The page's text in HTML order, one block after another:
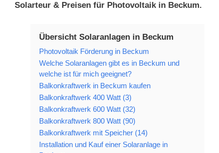
Solarteur & Preisen für Photovoltaik in Beckum.
Übersicht Solaranlagen in Beckum
Photovoltaik Förderung in Beckum
Welche Solaranlagen gibt es in Beckum und
welche ist für mich geeignet?
Balkonkraftwerk in Beckum kaufen
Balkonkraftwerk 400 Watt (3)
Balkonkraftwerk 600 Watt (32)
Balkonkraftwerk 800 Watt (90)
Balkonkraftwerk mit Speicher (14)
Installation und Kauf einer Solaranlage in